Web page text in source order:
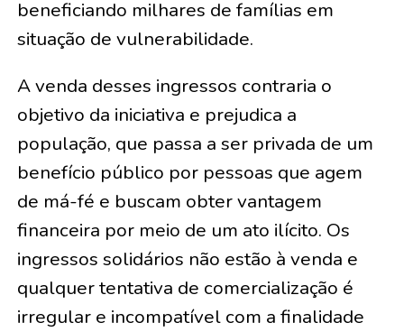
beneficiando milhares de famílias em
situação de vulnerabilidade.
A venda desses ingressos contraria o
objetivo da iniciativa e prejudica a
população, que passa a ser privada de um
benefício público por pessoas que agem
de má-fé e buscam obter vantagem
financeira por meio de um ato ilícito. Os
ingressos solidários não estão à venda e
qualquer tentativa de comercialização é
irregular e incompatível com a finalidade